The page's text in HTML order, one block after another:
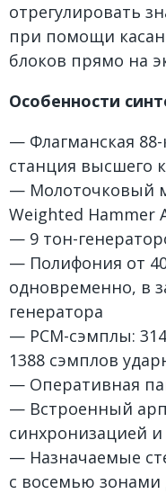
отрегулировать
при помощи
блоков прямо на
Особенности
— Флагманская
станция высшего
— Молоточковый
Weighted Hammer
— 9 тон-
— Полифония от
одновременно, в
генератора
— PCM-сэмплы:
1388 сэмплов
— Оперативная
— Встроенный
синхронизацией
— Назначаемые
с восемью